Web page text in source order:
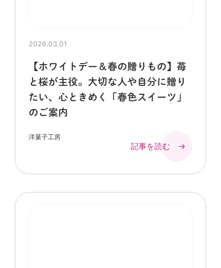
2026.03.01
【ホワイトデー＆春の贈りもの】苺
と桜が主役。大切な人や自分に贈り
たい、心ときめく「春色スイーツ」
のご案内
洋菓子工房
記事を読む →